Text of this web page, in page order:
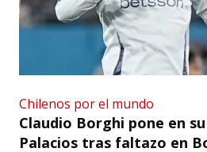
Chilenos por el mundo
Claudio Borghi pone en
Palacios tras faltazo en